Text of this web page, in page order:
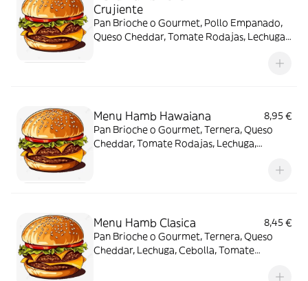
Crujiente
Pan Brioche o Gourmet, Pollo Empanado,
Queso Cheddar, Tomate Rodajas, Lechuga,
Menu Hamb Hawaiana
8,95 €
Pan Brioche o Gourmet, Ternera, Queso
Cheddar, Tomate Rodajas, Lechuga,
Menu Hamb Clasica
8,45 €
Pan Brioche o Gourmet, Ternera, Queso
Cheddar, Lechuga, Cebolla, Tomate